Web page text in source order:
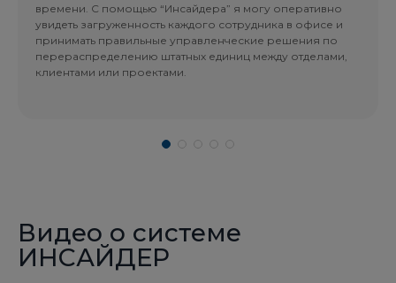
времени. С помощью “Инсайдера” я могу оперативно
увидеть загруженность каждого сотрудника в офисе и
принимать правильные управленческие решения по
перераспределению штатных единиц между отделами,
клиентами или проектами.
Видео о системе
ИНСАЙДЕР